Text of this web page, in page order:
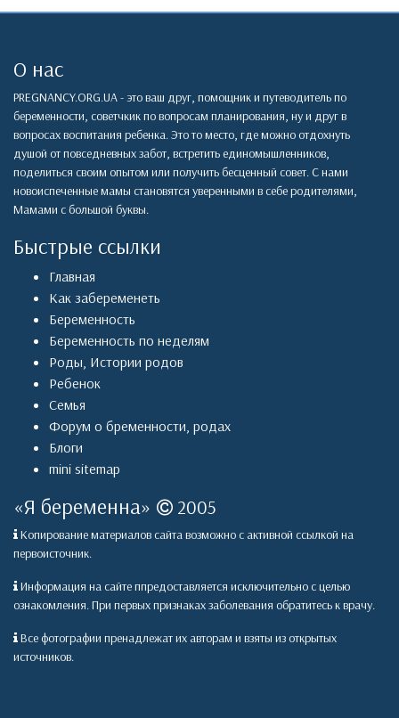
О нас
PREGNANCY.ORG.UA - это ваш друг, помощник и путеводитель по
беременности, советчкик по вопросам планирования, ну и друг в
вопросах воспитания ребенка. Это то место, где можно отдохнуть
душой от повседневных забот, встретить единомышленников,
поделиться своим опытом или получить бесценный совет. С нами
новоиспеченные мамы становятся уверенными в себе родителями,
Мамами с большой буквы.
Быстрые ссылки
Главная
Как забеременеть
Беременность
Беременность по неделям
Роды, Истории родов
Ребенок
Семья
Форум о бременности, родах
Блоги
mini sitemap
«Я беременна» 2005
Копирование материалов сайта возможно с активной ссылкой на
первоисточник.
Информация на сайте ппредоставляется исключительно с целью
ознакомления. При первых признаках заболевания обратитесь к врачу.
Все фотографии пренадлежат их авторам и взяты из открытых
источников.